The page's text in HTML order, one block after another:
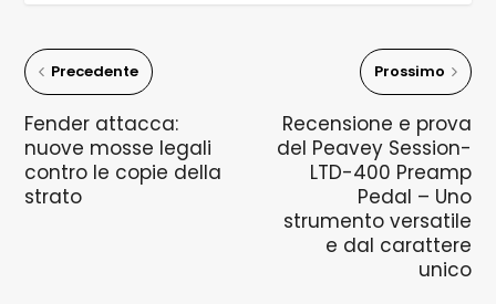
Precedente
Fender attacca:
nuove mosse legali
contro le copie della
strato
Prossimo
Recensione e prova
del Peavey Session-
LTD-400 Preamp
Pedal – Uno
strumento versatile
e dal carattere
unico